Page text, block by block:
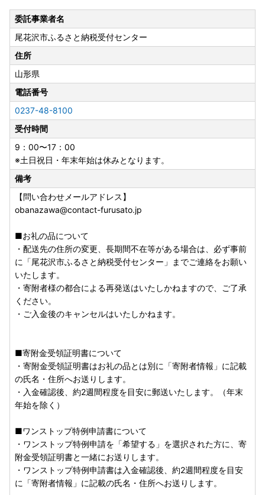
附金受領証明書と一緒にお送りします。
ワンストップ特例申請書は入金確認後、約2週間程度を目安
に「寄附者情報」に記載の氏名・住所へお送りします。
※必要情報を記載の上、寄附した翌年の1月10日まで返送し
て下さい。
※ワンストップ特例申請の受付完了は、お申込み時にご登録
いただきましたメールアドレスあてにメールにてお知らせし
ております。
※書面での受付書はお送りしておりませんので、あらかじめ
ご了承ください。
■メール受信許可のお願い
以下のご連絡につきましては、[送信専用]のアドレス【yam
agata-obanazawa-city@do-furusato.com】より自動送信
いたします。
・寄附完了メール
・お礼の品の出荷完了メール
・ワンストップ特例申請の受付完了メール
※自動送信メールのため、出荷のタイミングによってはお礼
の品の到着と行き違いとなる場合がございます。何卒ご容赦
ください。
※送信専用アドレスのため、上記メールアドレスへお問い合
＝＝＝＝＝＝＝＝＝＝＝＝＝＝＝＝＝＝＝
お問い合わせはこちらへ
尾花沢市ふるさと納税受付センター
TEL：0237-48-8100
受付時間：9：00-17：00
(土日祝日・年末年始を除く)
＝＝＝＝＝＝＝＝＝＝＝＝＝＝＝＝＝＝＝
委託事業者名
尾花沢市ふるさと納税受付センター
住所
山形県
電話番号
0237-48-8100
受付時間
9：00〜17：00
※土日祝日・年末年始は休みとなります。
備考
【問い合わせメールアドレス】
obanazawa@contact-furusato.jp
■お礼の品について
・配送先の住所の変更、長期間不在等がある場合は、必ず事前
に「尾花沢市ふるさと納税受付センター」までご連絡をお願い
いたします。
・寄附者様の都合による再発送はいたしかねますので、ご了承
ください。
・ご入金後のキャンセルはいたしかねます。
■寄附金受領証明書について
・寄附金受領証明書はお礼の品とは別に「寄附者情報」に記載
の氏名・住所へお送りします。
・入金確認後、約2週間程度を目安に郵送いたします。（年末
年始を除く）
■ワンストップ特例申請書について
・ワンストップ特例申請を「希望する」を選択された方に、寄
附金受領証明書と一緒にお送りします。
・ワンストップ特例申請書は入金確認後、約2週間程度を目安
に「寄附者情報」に記載の氏名・住所へお送りします。